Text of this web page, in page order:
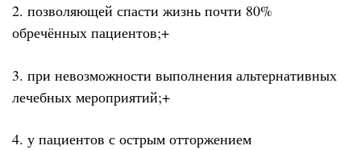
2. позволяющей спасти жизнь почти 80%
обречённых пациентов;+
3. при невозможности выполнения альтернативных
лечебных мероприятий;+
4. у пациентов с острым отторжением